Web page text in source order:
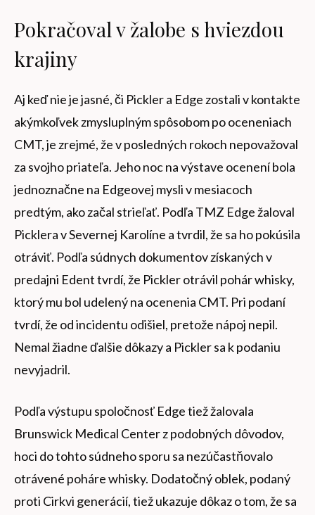
Pokračoval v žalobe s hviezdou
krajiny
Aj keď nie je jasné, či Pickler a Edge zostali v kontakte
akýmkoľvek zmysluplným spôsobom po oceneniach
CMT, je zrejmé, že v posledných rokoch nepovažoval
za svojho priateľa. Jeho noc na výstave ocenení bola
jednoznačne na Edgeovej mysli v mesiacoch
predtým, ako začal strieľať. Podľa TMZ Edge žaloval
Picklera v Severnej Karolíne a tvrdil, že sa ho pokúsila
otráviť. Podľa súdnych dokumentov získaných v
predajni Edent tvrdí, že Pickler otrávil pohár whisky,
ktorý mu bol udelený na ocenenia CMT. Pri podaní
tvrdí, že od incidentu odišiel, pretože nápoj nepil.
Nemal žiadne ďalšie dôkazy a Pickler sa k podaniu
nevyjadril.
Podľa výstupu spoločnosť Edge tiež žalovala
Brunswick Medical Center z podobných dôvodov,
hoci do tohto súdneho sporu sa nezúčastňovalo
otrávené poháre whisky. Dodatočný oblek, podaný
proti Cirkvi generácií, tiež ukazuje dôkaz o tom, že sa